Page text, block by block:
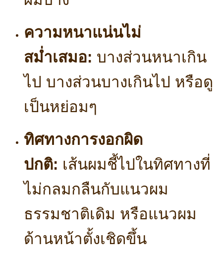
ความหนาแน่นไม่
สม่ำเสมอ: บางส่วนหนาเกิน
ไป บางส่วนบางเกินไป หรือดู
เป็นหย่อมๆ
ทิศทางการงอกผิด
ปกติ: เส้นผมชี้ไปในทิศทางที่
ไม่กลมกลืนกับแนวผม
ธรรมชาติเดิม หรือแนวผม
ด้านหน้าตั้งเชิดขึ้น